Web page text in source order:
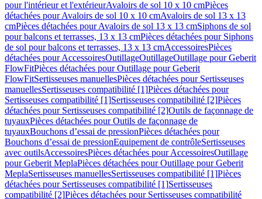
pour l'intérieur et l'extérieurAvaloirs de sol 10 x 10 cmPièces
détachées pour Avaloirs de sol 10 x 10 cmAvaloirs de sol 13 x 13
cmPièces détachées pour Avaloirs de sol 13 x 13 cmSiphons de sol
pour balcons et terrasses, 13 x 13 cmPièces détachées pour Siphons
de sol pour balcons et terrasses, 13 x 13 cmAccessoiresPièces
détachées pour AccessoiresOutillageOutillageOutillage pour Geberit
FlowFitPièces détachées pour Outillage pour Geberit
FlowFitSertisseuses manuellesPièces détachées pour Sertisseuses
manuellesSertisseuses compatibilité [1]Pièces détachées pour
Sertisseuses compatibilité [1]Sertisseuses compatibilité [2]Pièces
détachées pour Sertisseuses compatibilité [2]Outils de façonnage de
tuyauxPièces détachées pour Outils de façonnage de
tuyauxBouchons d’essai de pressionPièces détachées pour
Bouchons d’essai de pressionEquipement de contrôleSertisseuses
avec outilsAccessoiresPièces détachées pour AccessoiresOutillage
pour Geberit MeplaPièces détachées pour Outillage pour Geberit
MeplaSertisseuses manuellesSertisseuses compatibilité [1]Pièces
détachées pour Sertisseuses compatibilité [1]Sertisseuses
compatibilité [2]Pièces détachées pour Sertisseuses compatibilité